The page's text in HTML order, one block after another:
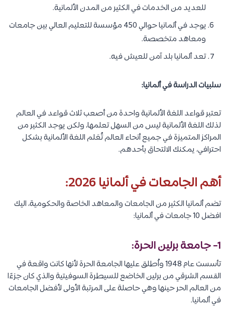
للعديد من الخدمات في الكثير من المدن الألمانية.
يوجد في ألمانيا حوالي 450 مؤسسة للتعليم العالي بين جامعات
ومعاهد متخصصة.
تعد ألمانيا بلد آمن للعيش فيه.
سلبيات الدراسة في ألمانيا:
تعتبر قواعد اللغة الألمانية واحدة من أصعب ثلاث قواعد في العالم
لذلك اللغة الألمانية ليس من السهل تعلمها، ولكن يوجد الكثير من
المراكز المتميزة في جميع أنحاء العالم تُعَلم اللغة الألمانية بشكل
احترافي، يمكنك الالتحاق بأحدهم.
أهم الجامعات في ألمانيا 2026:
تضم ألمانيا الكثير من الجامعات والمعاهد الخاصة والحكومية، اليك
افضل 10 جامعات في ألمانيا:
1- جامعة برلين الحرة:
تأسست عام 1948 واُطلق عليها الجامعة الحرة لأنها كانت واقعة في
القسم الشرقي من برلين الخاضع للسيطرة السوفيتية والذي كان جزءًا
من العالم الحر حينها وهي حاصلة على المرتبة الأولى لأفضل الجامعات
في ألمانيا.